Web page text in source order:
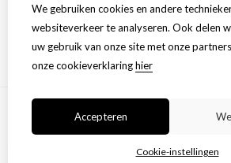
Inloggen
Bestelhistorie
Verlanglijst
Nieuwsbrief
© Copyright 2026 |TSB
We gebruiken cookies en andere
websiteverkeer te analyseren. Ook delen
uw gebruik van onze site met onze
onze cookieverklaringhier
Accepteren
Cookie-instellingen